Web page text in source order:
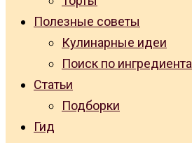
Полезные советы
Кулинарные идеи
Поиск по
Статьи
Подборки
Гид